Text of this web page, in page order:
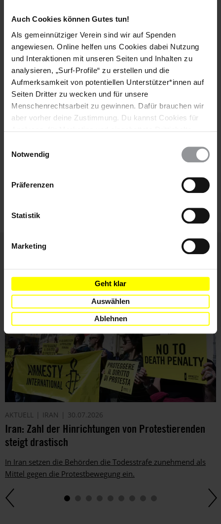
Auch Cookies können Gutes tun!
Als gemeinnütziger Verein sind wir auf Spenden
angewiesen. Online helfen uns Cookies dabei Nutzung
und Interaktionen mit unseren Seiten und Inhalten zu
analysieren, „Surf-Profile“ zu erstellen und die
Aufmerksamkeit von potentiellen Unterstützer*innen auf
Seiten Dritter zu wecken und für unsere
Menschenrechtsarbeit zu gewinnen. Dafür brauchen wir
aber vorher deine Zustimmung. Du kannst Cookies für
wieder ändern. Diesen Banner kannst Du über den Link
Notwendig
Präferenzen
Statistik
Marketing
Geht klar
Auswählen
Ablehnen
Bleib informiert
Header
Text
Abonniere den Amnesty-Newsletter und mach dich
für die Menschenrechte stark!
Vorname
Nachname
E-
Nutzungsbedingungen
gelesen und stimme
Weitere Artikel
AKTUELL IRAN 30.07.2026
Iran: Zahl der Hinrichtungen von Protestierenden
steigt drastisch
In Iran setzen die Behörden die Todesstrafe zunehmend als
Mittel gegen die Protestbewegung ein.